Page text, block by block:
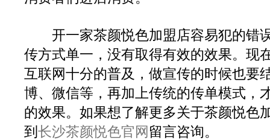
开一家茶颜悦色加盟店容易犯的错
传方式单一，没有取得有效的效果。现
互联网十分的普及，做宣传的时候也要
博、微信等，再加上传统的传单模式，
的效果。如果想了解更多关于茶颜悦色
到 长沙茶颜悦色官网 留言咨询。